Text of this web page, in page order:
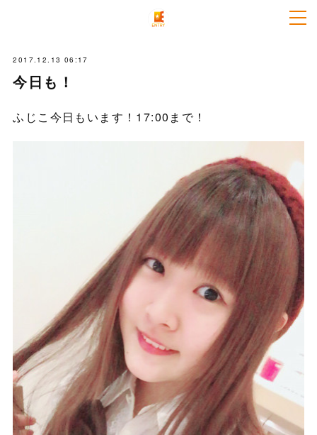
2017.12.13 06:17
今日も！
ふじこ今日もいます！17:00まで！